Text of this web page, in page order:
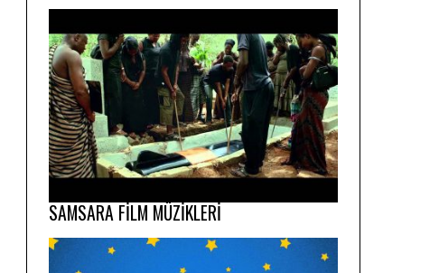
SAMSARA FİLM MÜZİKLERİ